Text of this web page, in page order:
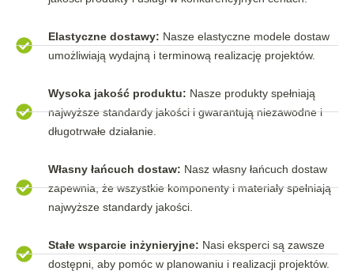
Elastyczne dostawy: Nasze elastyczne modele dostaw
umożliwiają wydajną i terminową realizację projektów.
Wysoka jakość produktu: Nasze produkty spełniają
najwyższe standardy jakości i gwarantują niezawodne i
długotrwałe działanie.
Własny łańcuch dostaw: Nasz własny łańcuch dostaw
zapewnia, że wszystkie komponenty i materiały spełniają
najwyższe standardy jakości.
Stałe wsparcie inżynieryjne: Nasi eksperci są zawsze
dostępni, aby pomóc w planowaniu i realizacji projektów.